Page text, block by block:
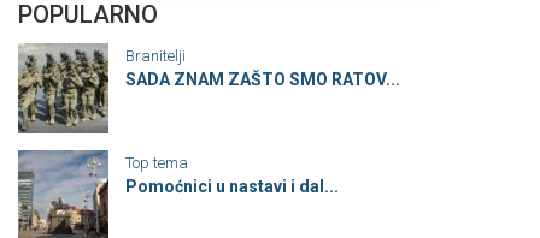
POPULARNO
Branitelji
SADA ZNAM ZAŠTO SMO RATOV...
Top tema
Pomoćnici u nastavi i dal...